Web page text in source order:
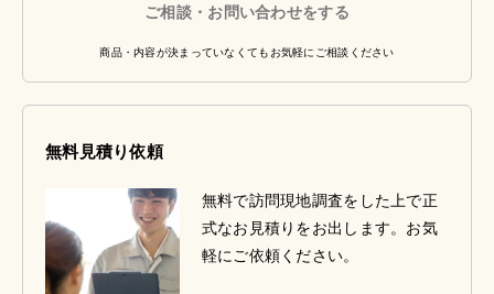
ご相談・お問い合わせをする
商品・内容が決まっていなくてもお気軽にご相談ください
無料見積り依頼
無料で訪問現地調査をした上で正
式なお見積りをお出します。お気
軽にご依頼ください。